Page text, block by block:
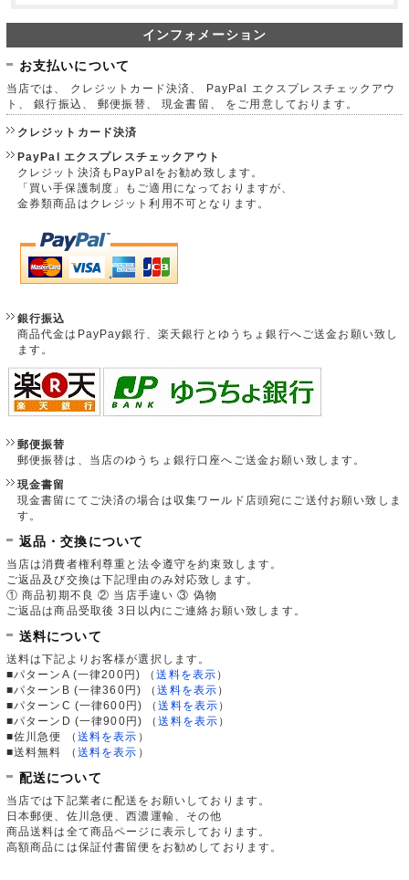
インフォメーション
お支払いについて
当店では、 クレジットカード決済、 PayPal エクスプレスチェックアウ
ト、 銀行振込、 郵便振替、 現金書留、 をご用意しております。
クレジットカード決済
PayPal エクスプレスチェックアウト
クレジット決済もPayPalをお勧め致します。
「買い手保護制度」もご適用になっておりますが、
金券類商品はクレジット利用不可となります。
銀行振込
商品代金はPayPay銀行、楽天銀行とゆうちょ銀行へご送金お願い致し
ます。
郵便振替
郵便振替は、当店のゆうちょ銀行口座へご送金お願い致します。
現金書留
現金書留にてご決済の場合は収集ワールド店頭宛にご送付お願い致しま
す。
返品・交換について
当店は消費者権利尊重と法令遵守を約束致します。
ご返品及び交換は下記理由のみ対応致します。
① 商品初期不良 ② 当店手違い ③ 偽物
ご返品は商品受取後 3日以内にご連絡お願い致します。
送料について
送料は下記よりお客様が選択します。
■パターンA (一律200円)
（送料を表示 ）
■パターンB (一律360円)
（送料を表示 ）
■パターンC (一律600円)
（送料を表示 ）
■パターンD (一律900円)
（送料を表示 ）
■佐川急便
（ 送料を表示 ）
■送料無料
（ 送料を表示 ）
配送について
当店では下記業者に配送をお願いしております。
日本郵便、佐川急便、西濃運輸、その他
商品送料は全て商品ページに表示しております。
高額商品には保証付書留便をお勧めしております。